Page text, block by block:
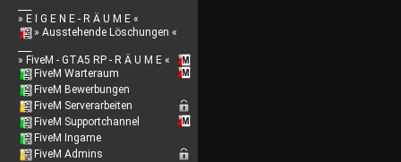
» E I G E N E - R Ä U M E «
» Ausstehende Löschungen «
» FiveM - GTA5 RP - R Ä U M E «
FiveM Warteraum
FiveM Bewerbungen
FiveM Serverarbeiten
FiveM Supportchannel
FiveM Ingame
FiveM Admins